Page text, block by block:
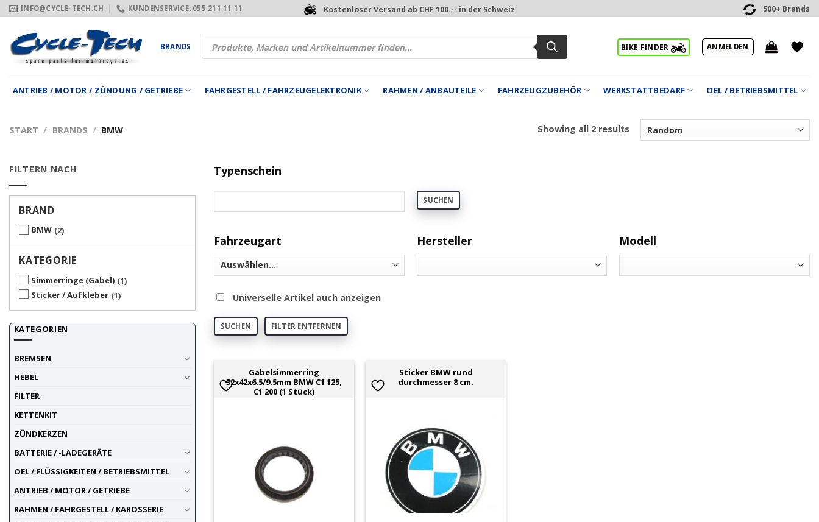
Zum
Inhalt
springen
INFO@CYCLE-TECH.CH KUNDENSERVICE: 055 211 11 11 Kostenloser Versand ab CHF 100.-- in der Schweiz 500+ Brands
BRANDS
Products
search
BIKE FINDER ANMELDEN
ANTRIEB / MOTOR / ZÜNDUNG / GETRIEBE FAHRGESTELL / FAHRZEUGELEKTRONIK RAHMEN / ANBAUTEILE FAHRZEUGZUBEHÖR WERKSTATTBEDARF OEL / BETRIEBSMITTEL
START / BRANDS / BMW Showing all 2 results
FILTERN NACH
BRAND
BMW 2
KATEGORIE
Simmerringe (Gabel) 1
Sticker / Aufkleber 1
KATEGORIEN
BREMSEN
HEBEL
FILTER
KETTENKIT
ZÜNDKERZEN
BATTERIE / -LADEGERÄTE
OEL / FLÜSSIGKEITEN / BETRIEBSMITTEL
ANTRIEB / MOTOR / GETRIEBE
RAHMEN / FAHRGESTELL / KAROSSERIE
Typenschein
SUCHEN
Fahrzeugart Hersteller Modell
Universelle Artikel auch anzeigen
SUCHEN FILTER ENTFERNEN
Gabelsimmerring
32x42x6.5/9.5mm BMW C1 125,
C1 200 (1 Stück)
Sticker BMW rund
durchmesser 8 cm.